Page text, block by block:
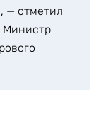
— отметил
Министр